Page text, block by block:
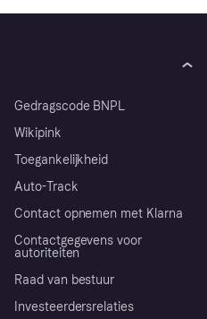
Gedragscode BNPL
Wikipink
Toegankelijkheid
Auto-Track
Contact opnemen met Klarna
Contactgegevens voor
autoriteiten
Raad van bestuur
Investeerdersrelaties